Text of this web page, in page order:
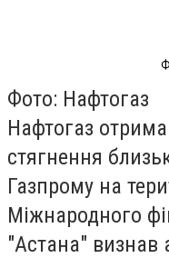
Фото: Нафтогаз
Нафтогаз
стягнення
Газпрому на
Міжнародного
"Астана" визнав